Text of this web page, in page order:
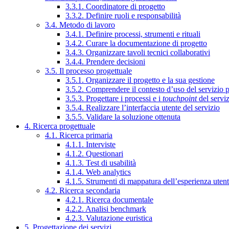
3.3.1. Coordinatore di progetto
3.3.2. Definire ruoli e responsabilità
3.4. Metodo di lavoro
3.4.1. Definire processi, strumenti e rituali
3.4.2. Curare la documentazione di progetto
3.4.3. Organizzare tavoli tecnici collaborativi
3.4.4. Prendere decisioni
3.5. Il processo progettuale
3.5.1. Organizzare il progetto e la sua gestione
3.5.2. Comprendere il contesto d’uso del servizio
3.5.3. Progettare i processi e i touchpointdel
3.5.4. Realizzare l’interfaccia utente del servizio
3.5.5. Validare la soluzione ottenuta
4. Ricerca progettuale
4.1. Ricerca primaria
4.1.1. Interviste
4.1.2. Questionari
4.1.3. Test di usabilità
4.1.4. Web analytics
4.1.5. Strumenti di mappatura dell’esperienza
4.2. Ricerca secondaria
4.2.1. Ricerca documentale
4.2.2. Analisi benchmark
4.2.3. Valutazione euristica
5. Progettazione dei servizi